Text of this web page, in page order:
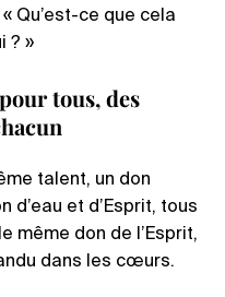
Qu’est-ce que cela
? »
tous, des
talent, un don
d’eau et d’Esprit, tous
même don de l’Esprit,
dans les cœurs.